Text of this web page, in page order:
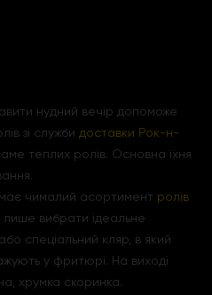
нудний вечір допоможе
зі служби доставки Рок-н-
теплих ролів. Основна їхня
чималий асортимент ролів
вибрати ідеальне
спеціальний кляр, в який
у фритюрі. На виході
хрумка скоринка.